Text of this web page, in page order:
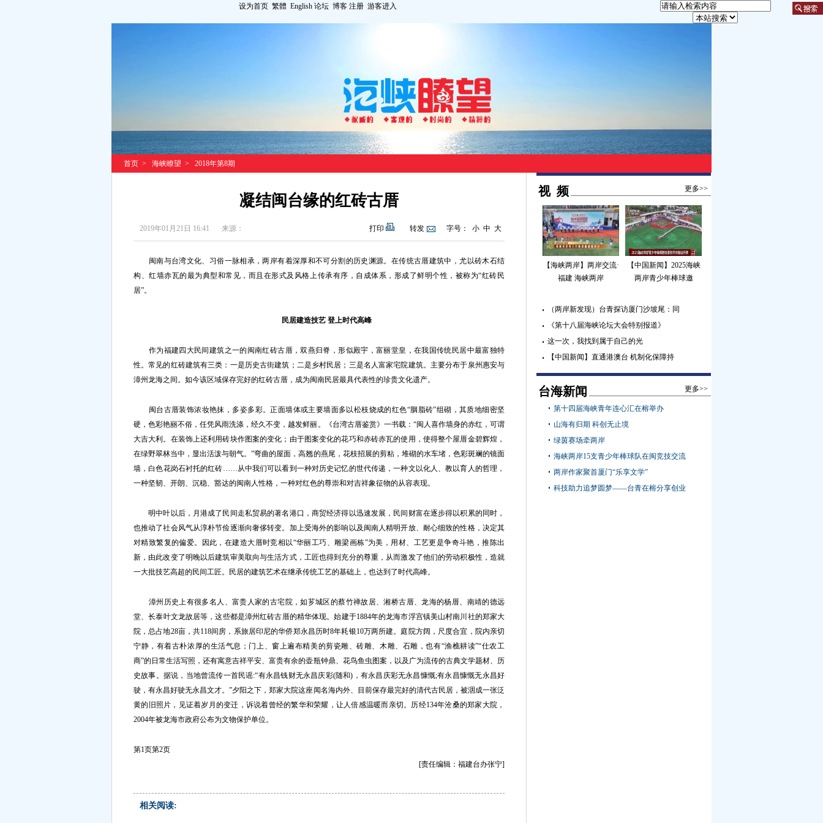
设为首页 繁體 English 论坛 博客 注册 游客进入
首页 > 海峡瞭望 > 2018年第8期
凝结闽台缘的红砖古厝
2019年01月21日 16:41 来源： 字号： 小 中 大
转发
打印
闽南与台湾文化、习俗一脉相承，两岸有着深厚和不可分割的历史渊源。在传统古厝建筑中，尤以砖木石结
构、红墙赤瓦的最为典型和常见，而且在形式及风格上传承有序，自成体系，形成了鲜明个性，被称为“红砖民
居”。
民居建造技艺 登上时代高峰
作为福建四大民间建筑之一的闽南红砖古厝，双燕归脊，形似殿宇，富丽堂皇，在我国传统民居中最富独特
性。常见的红砖建筑有三类：一是历史古街建筑；二是乡村民居；三是名人富家宅院建筑。主要分布于泉州惠安与
漳州龙海之间。如今该区域保存完好的红砖古厝，成为闽南民居最具代表性的珍贵文化遗产。
闽台古厝装饰浓妆艳抹，多姿多彩。正面墙体或主要墙面多以松枝烧成的红色“胭脂砖”组砌，其质地细密坚
硬，色彩艳丽不俗，任凭风雨洗涤，经久不变，越发鲜丽。《台湾古厝鉴赏》一书载：“闽人喜作墙身的赤红，可谓
大吉大利。在装饰上还利用砖块作图案的变化；由于图案变化的花巧和赤砖赤瓦的使用，使得整个屋厝金碧辉煌，
在绿野翠林当中，显出活泼与朝气。”弯曲的屋面，高翘的燕尾，花枝招展的剪粘，堆砌的水车堵，色彩斑斓的镜面
墙，白色花岗石衬托的红砖……从中我们可以看到一种对历史记忆的世代传递，一种文以化人、教以育人的哲理，
一种坚韧、开朗、沉稳、豁达的闽南人性格，一种对红色的尊崇和对吉祥象征物的从容表现。
明中叶以后，月港成了民间走私贸易的著名港口，商贸经济得以迅速发展，民间财富在逐步得以积累的同时，
也推动了社会风气从淳朴节俭逐渐向奢侈转变。加上受海外的影响以及闽南人精明开放、耐心细致的性格，决定其
对精致繁复的偏爱。因此，在建造大厝时竞相以“华丽工巧、雕梁画栋”为美，用材、工艺更是争奇斗艳，推陈出
新，由此改变了明晚以后建筑审美取向与生活方式，工匠也得到充分的尊重，从而激发了他们的劳动积极性，造就
一大批技艺高超的民间工匠。民居的建筑艺术在继承传统工艺的基础上，也达到了时代高峰。
漳州历史上有很多名人、富贵人家的古宅院，如芗城区的蔡竹禅故居、湘桥古厝、龙海的杨厝、南靖的德远
堂、长泰叶文龙故居等，这些都是漳州红砖古厝的精华体现。始建于1884年的龙海市浮宫镇美山村南川社的郑家大
院，总占地28亩，共118间房，系旅居印尼的华侨郑永昌历时8年耗银10万两所建。庭院方阔，尺度合宜，院内亲切
宁静，有着古朴浓厚的生活气息；门上、窗上遍布精美的剪瓷雕、砖雕、木雕、石雕，也有“渔樵耕读”“仕农工
商”的日常生活写照，还有寓意吉祥平安、富贵有余的壶瓶钟鼎、花鸟鱼虫图案，以及广为流传的古典文学题材、历
史故事。据说，当地曾流传一首民谣:“有永昌钱财无永昌庆彩(随和)，有永昌庆彩无永昌慷慨;有永昌慷慨无永昌好
驶，有永昌好驶无永昌文才。”夕阳之下，郑家大院这座闻名海内外、目前保存最完好的清代古民居，被洇成一张泛
黄的旧照片，见证着岁月的变迁，诉说着曾经的繁华和荣耀，让人倍感温暖而亲切。历经134年沧桑的郑家大院，
2004年被龙海市政府公布为文物保护单位。
第1页第2页
[责任编辑：福建台办张宁]
相关阅读:
视 频 更多>>
【海峡两岸】两岸交流·
福建 海峡两岸
【中国新闻】2025海峡
两岸青少年棒球邀
（两岸新发现）台青探访厦门沙坡尾：同
《第十八届海峡论坛大会特别报道》
这一次，我找到属于自己的光
【中国新闻】直通港澳台 机制化保障持
台海新闻 更多>>
第十四届海峡青年连心汇在榕举办
山海有归期 科创无止境
绿茵赛场牵两岸
海峡两岸15支青少年棒球队在闽竞技交流
两岸作家聚首厦门“乐享文学”
科技助力追梦圆梦——台青在榕分享创业